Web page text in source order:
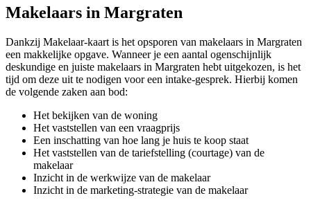
Makelaars in Margraten
Dankzij Makelaar-kaart is het opsporen van makelaars in Margraten
een makkelijke opgave. Wanneer je een aantal ogenschijnlijk
deskundige en juiste makelaars in Margraten hebt uitgekozen, is het
tijd om deze uit te nodigen voor een intake-gesprek. Hierbij komen
de volgende zaken aan bod:
Het bekijken van de woning
Het vaststellen van een vraagprijs
Een inschatting van hoe lang je huis te koop staat
Het vaststellen van de tariefstelling (courtage) van de
makelaar
Inzicht in de werkwijze van de makelaar
Inzicht in de marketing-strategie van de makelaar